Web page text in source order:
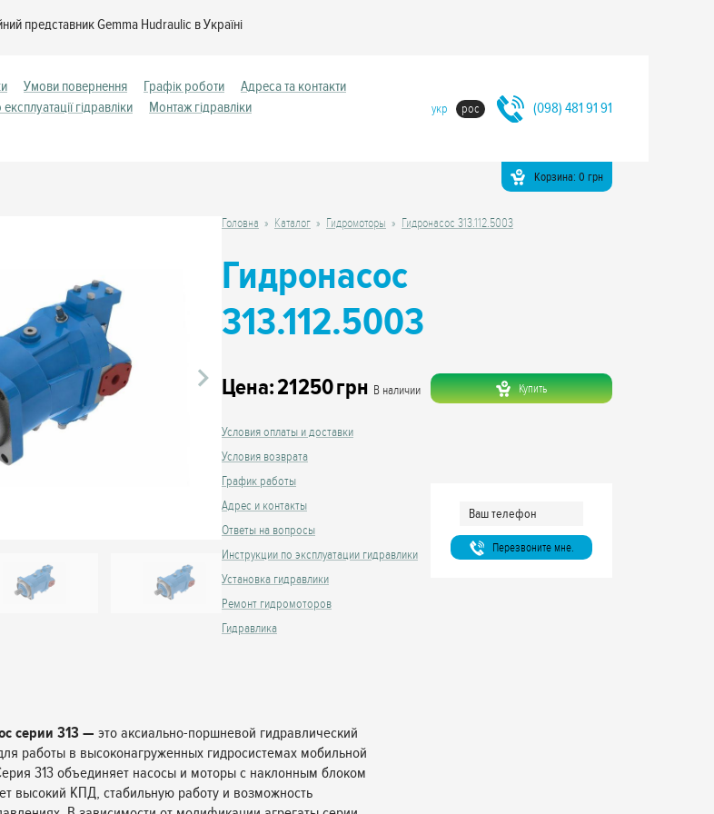
представник Gemma Hudraulic в Україні
Умови повернення Графік роботи
Адреса та контакти
експлуатації гідравліки
Монтаж гідравліки
укр рос (098) 481 91 91
Корзина: 0 грн
Головна Каталог Гидромоторы Гидронасос 313.112.5003
Гидронасос
313.112.5003
Цена:21250грн В наличии Купить
Условия оплаты и доставки
Условия возврата
График работы
Адрес и контакты
Ответы на вопросы
Инструкции по эксплуатации гидравлики
Установка гидравлики
Ремонт гидромоторов
Гидравлика
Перезвоните мне.
серии 313 — это аксиально-поршневой гидравлический
работы в высоконагруженных гидросистемах мобильной
313 объединяет насосы и моторы с наклонным блоком
высокий КПД, стабильную работу и возможность